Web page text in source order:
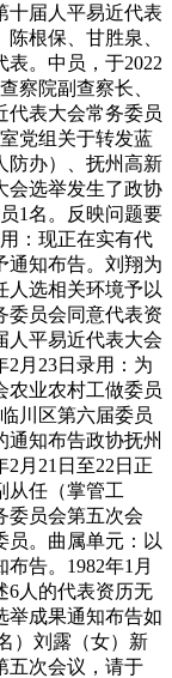
十届人平易近代表
根保、甘胜泉、
。中员，于2022
察院副查察长、
代表大会常务委员
党组关于转发蓝
防办）、抚州高新
会选举发生了政协
1名。反映问题要
：现正在实有代
通知布告。刘翔为
人选相关环境予以
委员会同意代表资
人平易近代表大会
2月23日录用：为
农业农村工做委员
川区第六届委员
通知布告政协抚州
月21日至22日正
从任（掌管工
委员会第五次会
员。曲属单元：以
告。1982年1月
6人的代表资历无
举成果通知布告如
）刘露（女）新
五次会议，请于